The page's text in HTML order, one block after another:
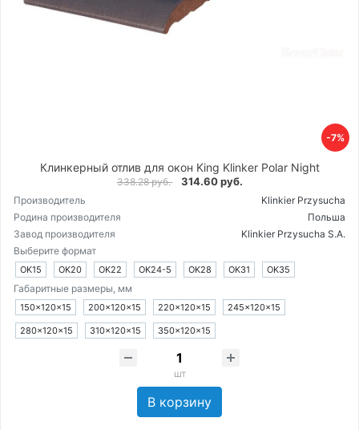
-7%
Клинкерный отлив для окон King Klinker Polar Night
338.28 руб. 314.60 руб.
Производитель
Klinkier Przysucha
Родина производителя
Польша
Завод производителя
Klinkier Przysucha S.A.
Выберите формат
OK15 OK20 OK22 OK24-5 OK28 OK31 OK35
Габаритные размеры, мм
150×120×15 200×120×15 220×120×15 245×120×15
280×120×15 310×120×15 350×120×15
шт
В корзину